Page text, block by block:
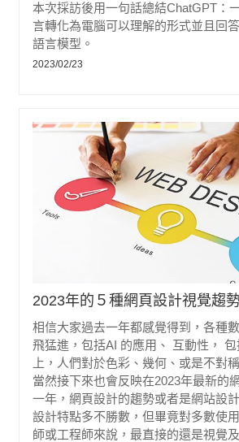
本次採訪後用一句話總結ChatGPT：
言轉化為電腦可以理解的形式並且回
語言模型。
2023/02/23
2023年的５種網頁設計視覺趨勢
相信大家過去一年都感覺得到，各種
飛猛進，包括AI 的應用、 互動性，
上，人們對於色彩、幾何、或是不對
當然接下來也會反映在2023年最新的
一年，網頁設計的趨勢或者是網站設
設計特點多不勝數，但畢竟對多數使
師或工程師來說，最直接的還是視覺